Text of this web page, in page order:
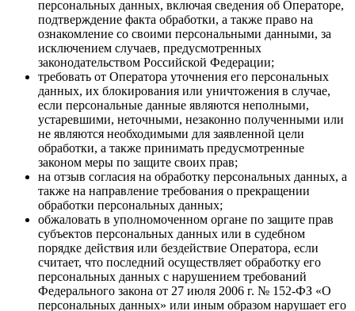
персональных данных, включая сведения об Операторе,
подтверждение факта обработки, а также право на
ознакомление со своими персональными данными, за
исключением случаев, предусмотренных
законодательством Российской Федерации;
требовать от Оператора уточнения его персональных
данных, их блокирования или уничтожения в случае,
если персональные данные являются неполными,
устаревшими, неточными, незаконно полученными или
не являются необходимыми для заявленной цели
обработки, а также принимать предусмотренные
законом меры по защите своих прав;
на отзыв согласия на обработку персональных данных, а
также на направление требования о прекращении
обработки персональных данных;
обжаловать в уполномоченном органе по защите прав
субъектов персональных данных или в судебном
порядке действия или бездействие Оператора, если
считает, что последний осуществляет обработку его
персональных данных с нарушением требований
Федерального закона от 27 июля 2006 г. № 152-ФЗ «О
персональных данных» или иным образом нарушает его